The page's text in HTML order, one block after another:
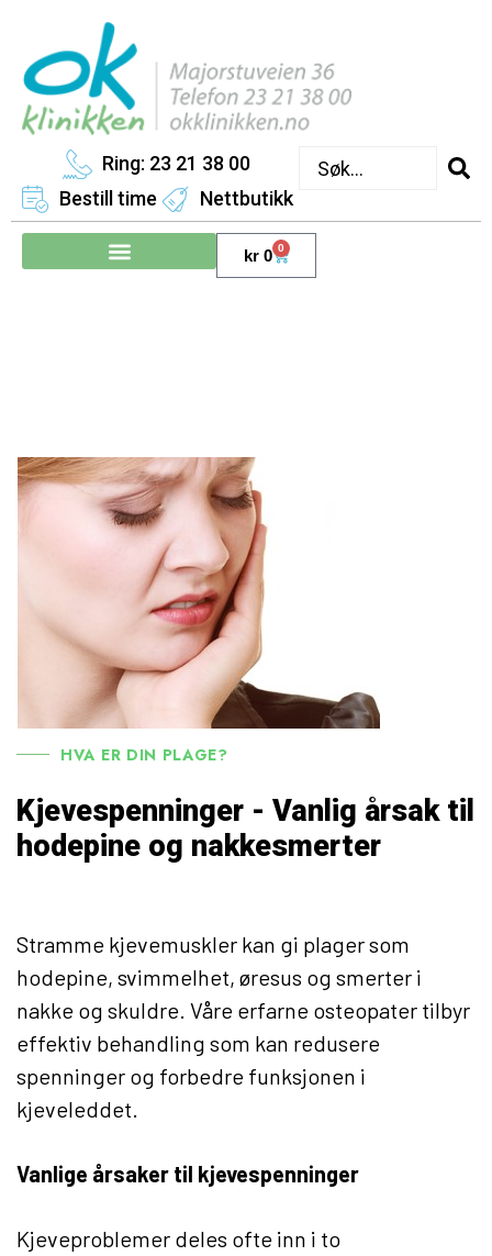
Ring: 23 21 38 00
Bestill time
Nettbutikk
kr 0 0
HVA ER DIN PLAGE?
Kjevespenninger - Vanlig årsak til
hodepine og nakkesmerter
Stramme kjevemuskler kan gi plager som
hodepine, svimmelhet, øresus og smerter i
nakke og skuldre. Våre erfarne osteopater tilbyr
effektiv behandling som kan redusere
spenninger og forbedre funksjonen i
kjeveleddet.
Vanlige årsaker til kjevespenninger
Kjeveproblemer deles ofte inn i to